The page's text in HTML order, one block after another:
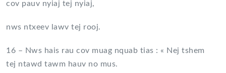
cov pauv nyiaj tej nyiaj,
nws ntxeev lawv tej rooj.
16 – Nws hais rau cov muag nquab tias : « Nej tshem
tej ntawd tawm hauv no mus.